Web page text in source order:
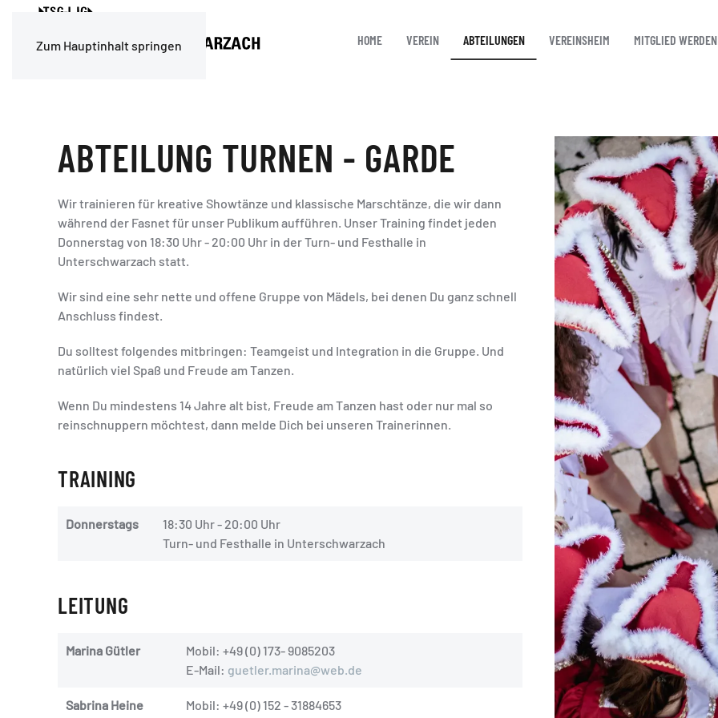
Zum Hauptinhalt springen HOME VEREIN ABTEILUNGEN VEREINSHEIM MITGLIED
ABTEILUNG TURNEN - GARDE
Wir trainieren für kreative Showtänze und klassische Marschtänze, die wir dann
während der Fasnet für unser Publikum aufführen. Unser Training findet jeden
Donnerstag von 18:30 Uhr - 20:00 Uhr in der Turn- und Festhalle in
Unterschwarzach statt.
Wir sind eine sehr nette und offene Gruppe von Mädels, bei denen Du ganz schnell
Anschluss findest.
Du solltest folgendes mitbringen: Teamgeist und Integration in die Gruppe. Und
natürlich viel Spaß und Freude am Tanzen.
Wenn Du mindestens 14 Jahre alt bist, Freude am Tanzen hast oder nur mal so
reinschnuppern möchtest, dann melde Dich bei unseren Trainerinnen.
TRAINING
Donnerstags
18:30 Uhr - 20:00 Uhr
Turn- und Festhalle in Unterschwarzach
LEITUNG
Marina Gütler
Mobil: +49 (0) 173- 9085203
E-Mail: guetler.marina@web.de
Sabrina Heine
Mobil: +49 (0) 152 - 31884653